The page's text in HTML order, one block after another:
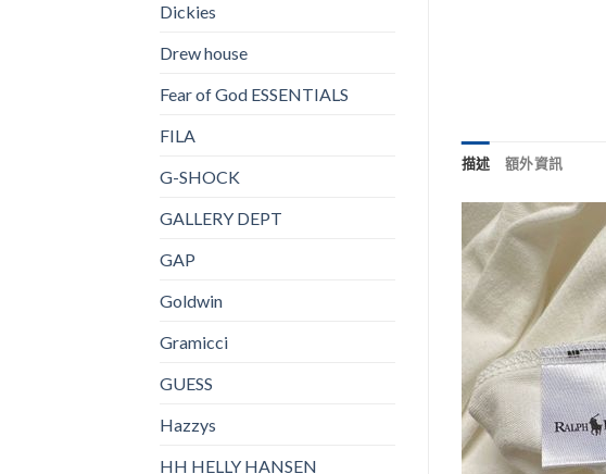
描述 額外資訊
Dickies
Drew house
Fear of God ESSENTIALS
FILA
G-SHOCK
GALLERY DEPT
GAP
Goldwin
Gramicci
GUESS
Hazzys
HH HELLY HANSEN